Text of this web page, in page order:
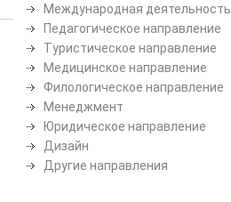
Международная деятельность
Педагогическое направление
Туристическое направление
Медицинское направление
Филологическое направление
Менеджмент
Юридическое направление
Дизайн
Другие направления